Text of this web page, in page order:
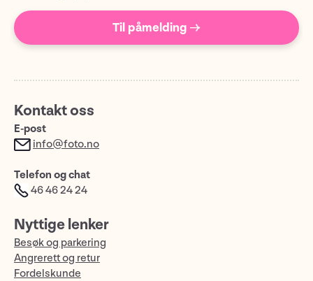
Til påmelding →
Kontakt oss
E-post
info@foto.no
Telefon og chat
46 46 24 24
Nyttige lenker
Besøk og parkering
Angrerett og retur
Fordelskunde